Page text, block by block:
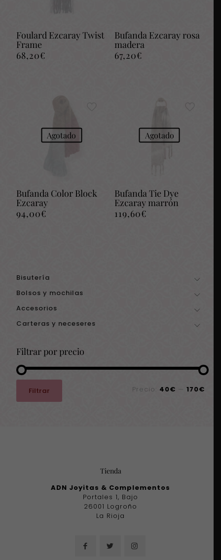
Foulard Ezcaray Twist
Frame
68,20€
Bufanda Ezcaray rosa
madera
67,20€
Agotado
Bufanda Color Block
Ezcaray
94,00€
Agotado
Bufanda Tie Dye
Ezcaray marrón
119,60€
Bisutería
Bolsos y mochilas
Accesorios
Carteras y neceseres
Filtrar por precio
mínimo
máximo
Filtrar Precio: 40€ — 170€
Tienda
ADN Joyitas & Complementos
Portales 1, Bajo
26001 Logroño
La Rioja